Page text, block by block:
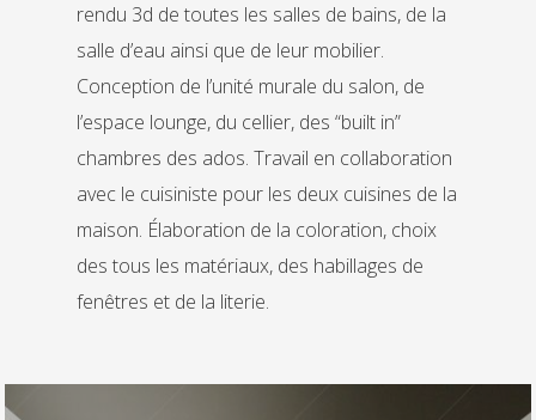
rendu 3d de toutes les salles de bains, de la
salle d’eau ainsi que de leur mobilier.
Conception de l’unité murale du salon, de
l’espace lounge, du cellier, des “built in”
chambres des ados. Travail en collaboration
avec le cuisiniste pour les deux cuisines de la
maison. Élaboration de la coloration, choix
des tous les matériaux, des habillages de
fenêtres et de la literie.